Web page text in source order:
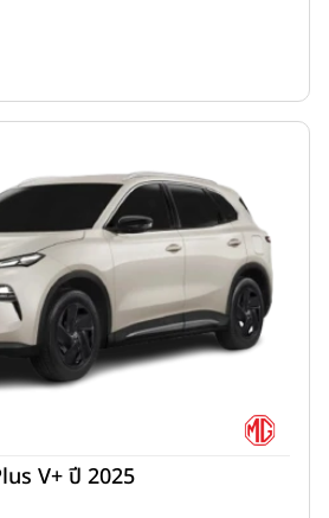
เท่านั้นที่จะทำได้ โดยรถรุ่นนี้พัฒนาขึ้น
ทั่วโลก ทำให้เป็นรถที่เพียบพร้อมด้วยความไว้
มีสมรรถนะแบบออฟโรดที่ช่วยให้ผู้ใช้งาน
เวลาและถึงจุดหมายปลายทางอย่าง
วก็ยังคงสืบทอดและพัฒนามาจนถึง
ยสะสมของ Land Cruiser ที่ประมาณ
ประเทศและภูมิภาคทั่วโลก ทั้งนี้ Land
ริมชีวิตและความเป็นอยู่ของลูกค้าในทุกที่ทั่ว
งของโตโยต้าที่ได้รับการพัฒนาโดยลูกค้าทั่ว
กว่า 70 ปี
V+ ปี 2025